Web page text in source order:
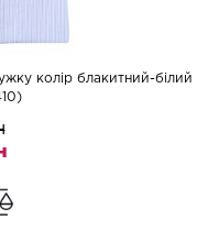
колір блакитний-білий